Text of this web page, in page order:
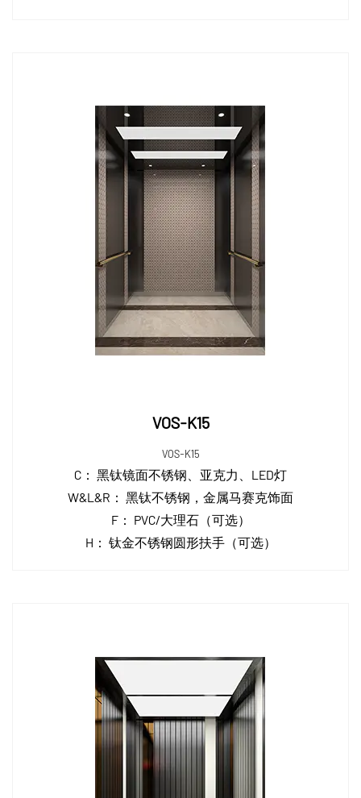
VOS-K15
VOS-K15
C： 黑钛镜面不锈钢、亚克力、LED灯
W&L&R： 黑钛不锈钢，金属马赛克饰面
F： PVC/大理石（可选）
H： 钛金不锈钢圆形扶手（可选）